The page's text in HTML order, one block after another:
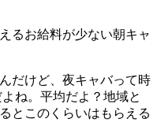
るお給料が少ない朝キャ
だけど、夜キャバって時
ね。平均だよ？地域と
とこのくらいはもらえる